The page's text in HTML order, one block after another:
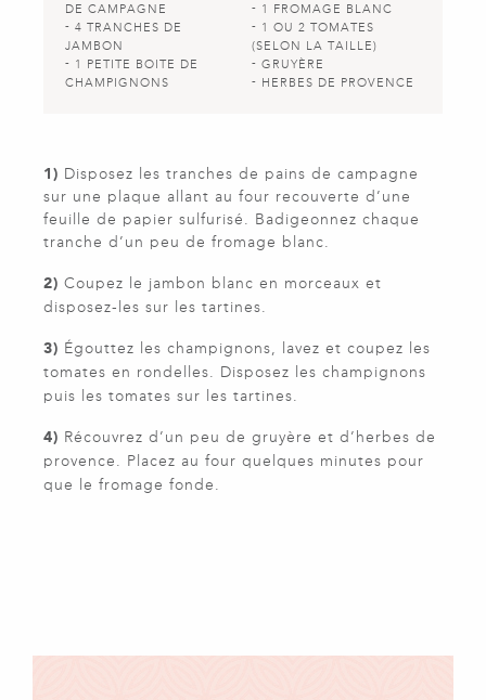
DE CAMPAGNE
4 TRANCHES DE
JAMBON
1 PETITE BOITE DE
CHAMPIGNONS
1 FROMAGE BLANC
1 OU 2 TOMATES
(SELON LA TAILLE)
GRUYÈRE
HERBES DE PROVENCE
1) Disposez les tranches de pains de campagne
sur une plaque allant au four recouverte d’une
feuille de papier sulfurisé. Badigeonnez chaque
tranche d’un peu de fromage blanc.
2) Coupez le jambon blanc en morceaux et
disposez-les sur les tartines.
3) Égouttez les champignons, lavez et coupez les
tomates en rondelles. Disposez les champignons
puis les tomates sur les tartines.
4) Récouvrez d’un peu de gruyère et d’herbes de
provence. Placez au four quelques minutes pour
que le fromage fonde.